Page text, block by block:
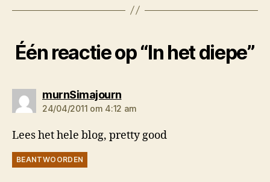
Één reactie op “In het diepe”
murnSimajournzegt:
24/04/2011 om 4:12 am
Lees het hele blog, pretty good
BEANTWOORDEN